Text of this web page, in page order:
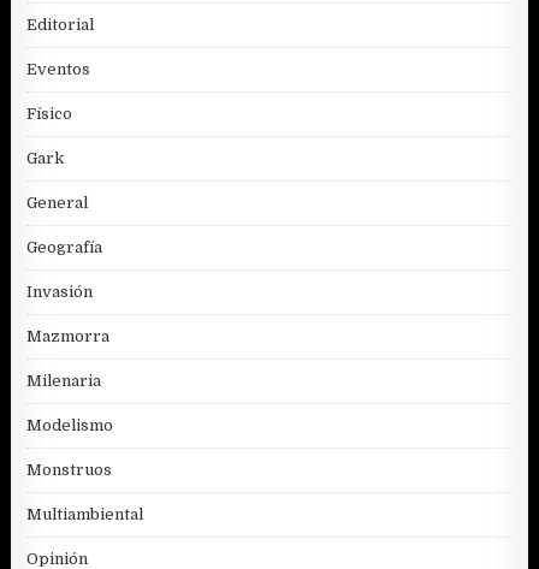
Editorial
Eventos
Físico
Gark
General
Geografía
Invasión
Mazmorra
Milenaria
Modelismo
Monstruos
Multiambiental
Opinión